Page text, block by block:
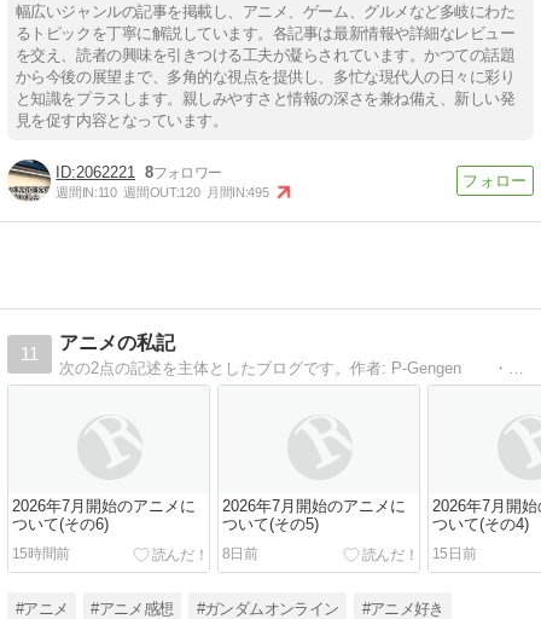
幅広いジャンルの記事を掲載し、アニメ、ゲーム、グルメなど多岐にわた
るトピックを丁寧に解説しています。各記事は最新情報や詳細なレビュー
を交え、読者の興味を引きつける工夫が凝らされています。かつての話題
から今後の展望まで、多角的な視点を提供し、多忙な現代人の日々に彩り
と知識をプラスします。親しみやすさと情報の深さを兼ね備え、新しい発
見を促す内容となっています。
2062221 8
週間IN:110 週間OUT:120 月間IN:495
11
アニメの私記
次の2点の記述を主体としたブログです。作者: P-Gengen ・私が視聴したアニメの感想 ・バンダイナムコオンラインの「機動戦士ガンダムオンライン」に関する記述
2026年7月開始のアニメに
ついて(その6)
15時間前
2026年7月開始のアニメに
ついて(その5)
8日前
2026年7月開
ついて(その4)
15日前
#アニメ #アニメ感想 #ガンダムオンライン #アニメ好き